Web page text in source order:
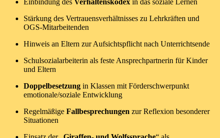
Einbindung des Verhaltenskodex in das soziale Lernen
Stärkung des Vertrauensverhältnisses zu Lehrkräften und
OGS-Mitarbeitenden
Hinweis an Eltern zur Aufsichtspflicht nach Unterrichtsende
Schulsozialarbeiterin als feste Ansprechpartnerin für Kinder
und Eltern
Doppelbesetzung in Klassen mit Förderschwerpunkt
emotionale/soziale Entwicklung
Regelmäßige Fallbesprechungen zur Reflexion besonderer
Situationen